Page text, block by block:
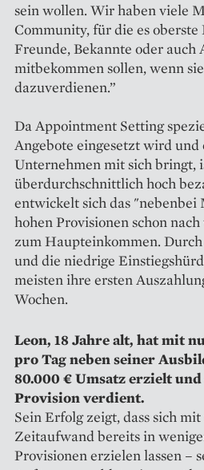
sein wollen. Wir haben viele
Community, für die es oberste
Freunde, Bekannte oder
mitbekommen sollen, wenn
dazuverdienen.”
Da Appointment Setting
Angebote eingesetzt wird
Unternehmen mit sich bringt,
überdurchschnittlich hoch
entwickelt sich das
hohen Provisionen schon
zum Haupteinkommen.
und die niedrige
meisten ihre ersten
Wochen.
Leon, 18 Jahre alt, hat mit
pro Tag neben seiner
80.000 € Umsatz erzielt
Provision verdient.
Sein Erfolg zeigt, dass sich
Zeitaufwand bereits in
Provisionen erzielen lassen –